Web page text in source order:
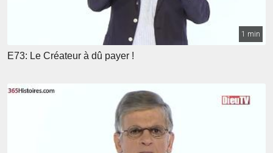
1 min
E73: Le Créateur à dû payer !